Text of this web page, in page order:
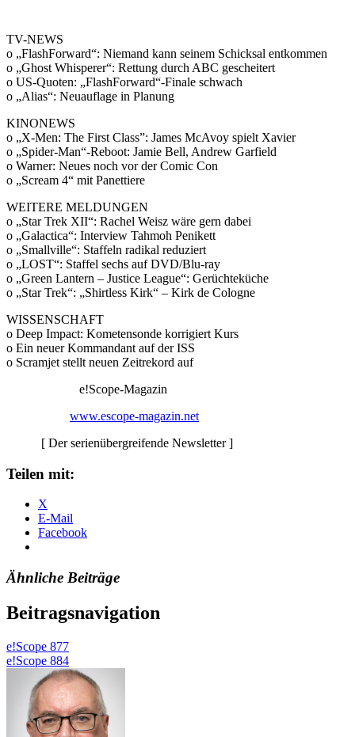
TV-NEWS
o „FlashForward“: Niemand kann seinem Schicksal entkommen
o „Ghost Whisperer“: Rettung durch ABC gescheitert
o US-Quoten: „FlashForward“-Finale schwach
o „Alias“: Neuauflage in Planung
KINONEWS
o „X-Men: The First Class”: James McAvoy spielt Xavier
o „Spider-Man“-Reboot: Jamie Bell, Andrew Garfield
o Warner: Neues noch vor der Comic Con
o „Scream 4“ mit Panettiere
WEITERE MELDUNGEN
o „Star Trek XII“: Rachel Weisz wäre gern dabei
o „Galactica“: Interview Tahmoh Penikett
o „Smallville“: Staffeln radikal reduziert
o „LOST“: Staffel sechs auf DVD/Blu-ray
o „Green Lantern – Justice League“: Gerüchteküche
o „Star Trek“: „Shirtless Kirk“ – Kirk de Cologne
WISSENSCHAFT
o Deep Impact: Kometensonde korrigiert Kurs
o Ein neuer Kommandant auf der ISS
o Scramjet stellt neuen Zeitrekord auf
e!Scope-Magazin
www.escope-magazin.net
[ Der serienübergreifende Newsletter ]
Teilen mit:
X
E-Mail
Facebook
Ähnliche Beiträge
Beitragsnavigation
e!Scope 877
e!Scope 884